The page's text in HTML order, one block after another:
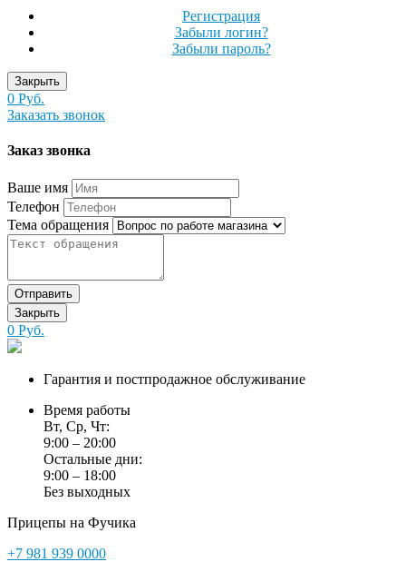
Регистрация
Забыли логин?
Забыли пароль?
Закрыть
0 Руб.
Заказать звонок
Заказ звонка
Ваше имя
Телефон
Тема обращения
Отправить
Закрыть
0 Руб.
Гарантия и постпродажное обслуживание
Время работы
Вт, Ср, Чт:
9:00 – 20:00
Остальные дни:
9:00 – 18:00
Без выходных
Прицепы на Фучика
+7 981 939 0000